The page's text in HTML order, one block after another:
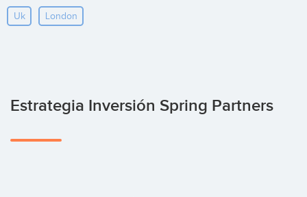
Uk London
Estrategia Inversión Spring Partners